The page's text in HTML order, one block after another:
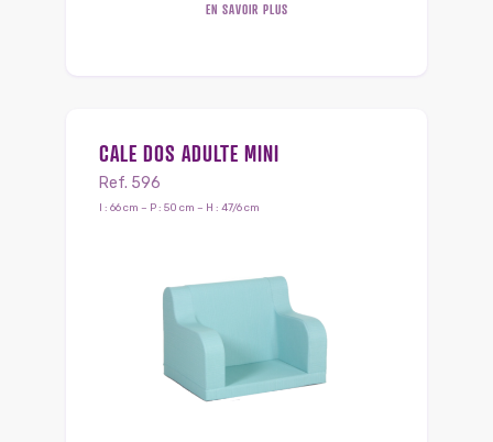
EN SAVOIR PLUS
CALE DOS ADULTE MINI
Ref. 596
l : 66 cm – P : 50 cm – H : 47/6 cm